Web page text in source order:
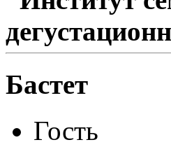
Бастет
Гость